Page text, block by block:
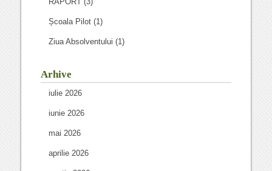
Școala Pilot (1)
Ziua Absolventului (1)
Arhive
iulie 2026
iunie 2026
mai 2026
aprilie 2026